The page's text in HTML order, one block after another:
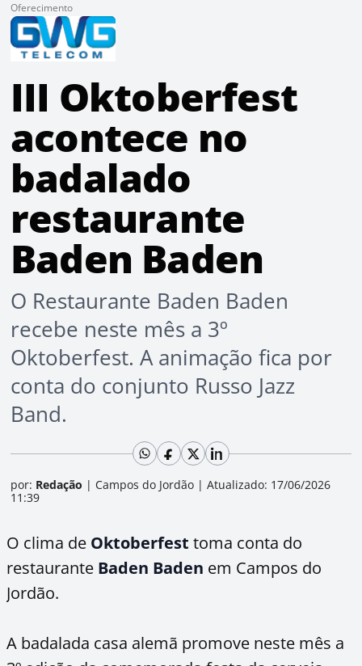
Oferecimento
III Oktoberfest
acontece no
badalado
restaurante
Baden Baden
O Restaurante Baden Baden
recebe neste mês a 3º
Oktoberfest. A animação fica por
conta do conjunto Russo Jazz
Band.
por: Redação | Campos do Jordão | Atualizado: 17/06/2026
11:39
O clima de Oktoberfest toma conta do
restaurante Baden Baden em Campos do
Jordão.
A badalada casa alemã promove neste mês a